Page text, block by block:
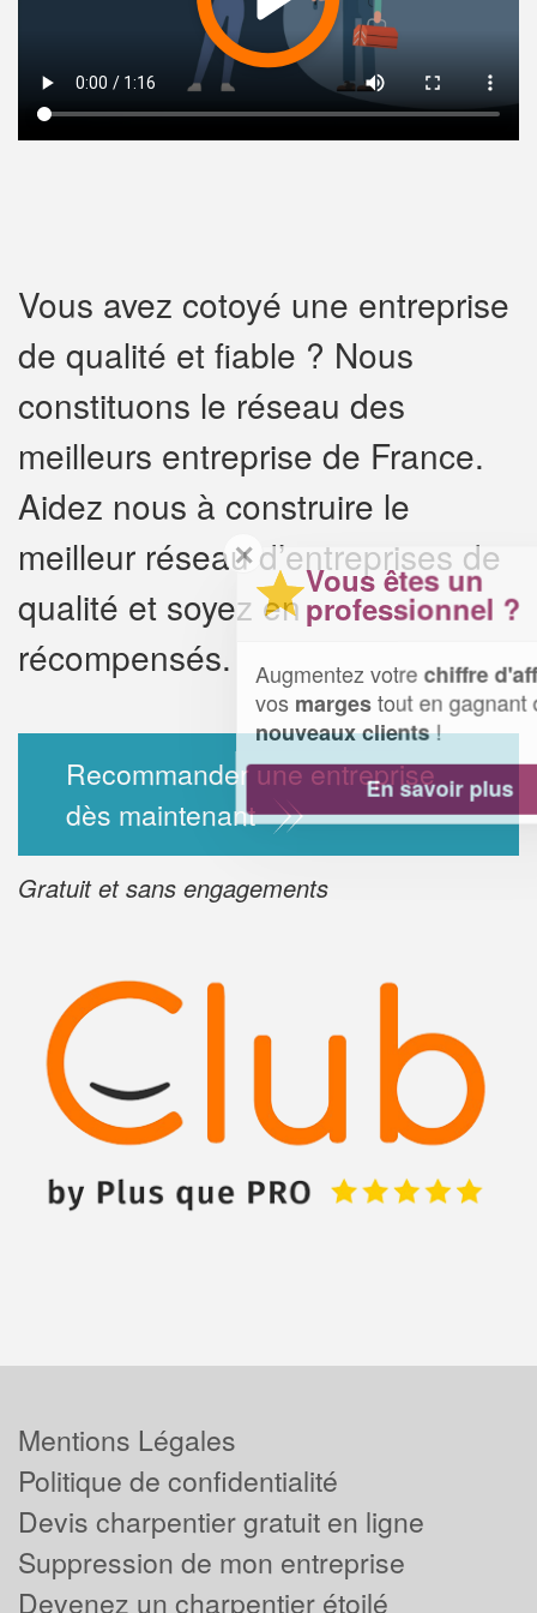
Vous avez cotoyé une entreprise
de qualité et fiable ? Nous
constituons le réseau des
meilleurs entreprise de France.
Aidez nous à construire le
meilleur réseau d’entreprises de
qualité et soyez en
récompensés.
Recommander une entreprise
dès maintenant
Gratuit et sans engagements
✕
Vous êtes un
professionnel ?
Augmentez votrechiffre d'affaireset
margestout en gagnant de
nouveaux clients!
En savoir plus
Mentions Légales
Politique de confidentialité
Devis charpentier gratuit en ligne
Suppression de mon entreprise
Devenez un charpentier étoilé